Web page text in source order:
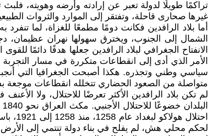
تراكمًا طويلًا لدولة تعبر عن إرادته وأرضه وهويته،
غيرها صحارى قاحلة، وتفتقر إلى الموارد والثروات
أما بلاد الرافدين فكانت دومًا مطمعًا للغزاة، لما
الشمال إلى الجنوب، ويخترق سهولها نهران عظيمان،
الانفتاح الجغرافي لبلاد الرافدين جعلها هدفًا دائمًا
الأمر الذي أدى إلى انقطاعات متكررة في مسار
سياسي وطني وتجذره. هكذا أصبحت الجغرافيا التي
متواصلة من الصعود الحضاري تتخلله انقطاعات موجعة
لحكم محلي هش، لم يفلح في بناء دولة تنتمي إلى